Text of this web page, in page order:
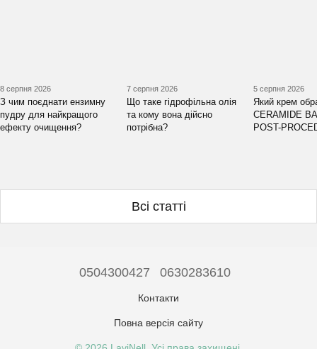
8 серпня 2026
З чим поєднати ензимну
пудру для найкращого
ефекту очищення?
7 серпня 2026
Що таке гідрофільна олія
та кому вона дійсно
потрібна?
5 серпня 2026
Який крем
CERAMIDE
POST-
Всі статті
0504300427 0630283610
Контакти
Повна версія сайту